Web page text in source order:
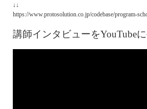
↓↓
https://www.protosolution.co.jp/codebase/program-
講師インタビューをYouTube